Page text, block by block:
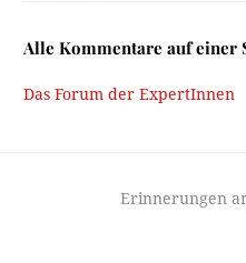
Alle Kommentare auf einer
Das Forum der ExpertInnen
next
Erinnerungen